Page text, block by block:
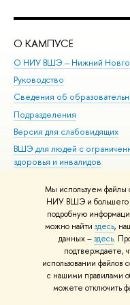
Мы используем файлы
НИУ ВШЭ и большего
подробную
можно найти здесь,
данных –здесь.
подтверждаете,
использовании
с нашими правилами
можете отключить
О КАМПУСЕ
О НИУ ВШЭ – Нижний
Руководство
Сведения об
Подразделения
Версия для слабовидящих
ВШЭ для людей с
здоровья и инвалидов
© НИУ ВШЭ 1993–2026
материалов Политика
Шрифты HSE Sans и HSE